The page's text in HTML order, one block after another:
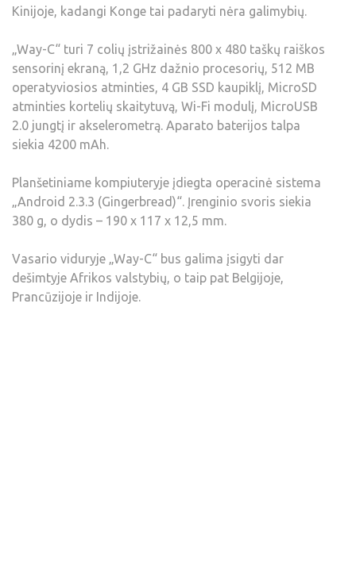
Kinijoje, kadangi Konge tai padaryti nėra galimybių.
„Way-C“ turi 7 colių įstrižainės 800 x 480 taškų raiškos
sensorinį ekraną, 1,2 GHz dažnio procesorių, 512 MB
operatyviosios atminties, 4 GB SSD kaupiklį, MicroSD
atminties kortelių skaitytuvą, Wi-Fi modulį, MicroUSB
2.0 jungtį ir akselerometrą. Aparato baterijos talpa
siekia 4200 mAh.
Planšetiniame kompiuteryje įdiegta operacinė sistema
„Android 2.3.3 (Gingerbread)“. Įrenginio svoris siekia
380 g, o dydis – 190 x 117 x 12,5 mm.
Vasario viduryje „Way-C“ bus galima įsigyti dar
dešimtyje Afrikos valstybių, o taip pat Belgijoje,
Prancūzijoje ir Indijoje.